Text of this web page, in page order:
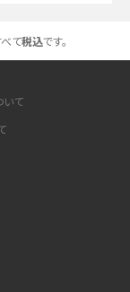
タイミング・方法
点などを解説
の設定を解説
ススメを紹介
て税込です。
いて